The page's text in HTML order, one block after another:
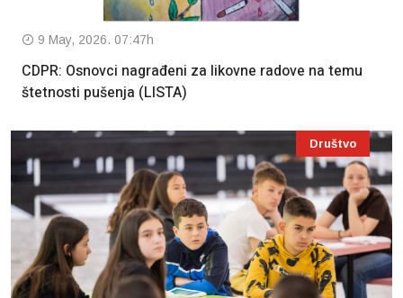
9 May, 2026. 07:47h
CDPR: Osnovci nagrađeni za likovne radove na temu
štetnosti pušenja (LISTA)
Društvo